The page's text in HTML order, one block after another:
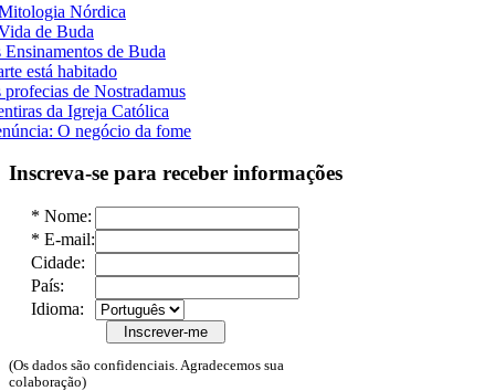
Nórdica
de Buda
Ensinamentos de Buda
está habitado
profecias de Nostradamus
da Igreja Católica
O negócio da fome
Inscreva-se para receber informações
* Nome:
* E-mail:
Cidade:
País:
Idioma:
(Os dados são confidenciais. Agradecemos sua
colaboração)